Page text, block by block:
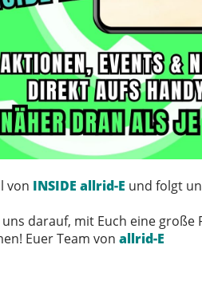
von INSIDE allrid-E und folgt
darauf, mit Euch eine
Euer Team von allrid-E